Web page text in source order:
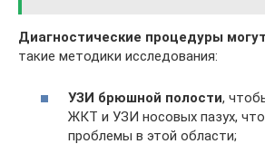
Диагностические процедуры
такие методики исследования:
УЗИ брюшной полости,
ЖКТ и УЗИ носовых пазух,
проблемы в этой области;